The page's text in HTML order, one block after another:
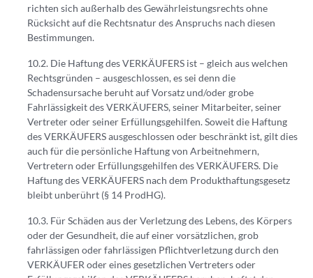
richten sich außerhalb des Gewährleistungsrechts ohne
Rücksicht auf die Rechtsnatur des Anspruchs nach diesen
Bestimmungen.
Die Haftung des VERKÄUFERS ist – gleich aus welchen
Rechtsgründen – ausgeschlossen, es sei denn die
Schadensursache beruht auf Vorsatz und/oder grobe
Fahrlässigkeit des VERKÄUFERS, seiner Mitarbeiter, seiner
Vertreter oder seiner Erfüllungsgehilfen. Soweit die Haftung
des VERKÄUFERS ausgeschlossen oder beschränkt ist, gilt dies
auch für die persönliche Haftung von Arbeitnehmern,
Vertretern oder Erfüllungsgehilfen des VERKÄUFERS. Die
Haftung des VERKÄUFERS nach dem Produkthaftungsgesetz
bleibt unberührt (§ 14 ProdHG).
Für Schäden aus der Verletzung des Lebens, des Körpers
oder der Gesundheit, die auf einer vorsätzlichen, grob
fahrlässigen oder fahrlässigen Pflichtverletzung durch den
VERKÄUFER oder eines gesetzlichen Vertreters oder